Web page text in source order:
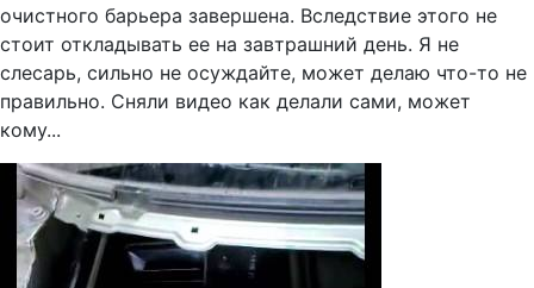
очистного барьера завершена. Вследствие этого не
стоит откладывать ее на завтрашний день. Я не
слесарь, сильно не осуждайте, может делаю что-то не
правильно. Сняли видео как делали сами, может
кому...